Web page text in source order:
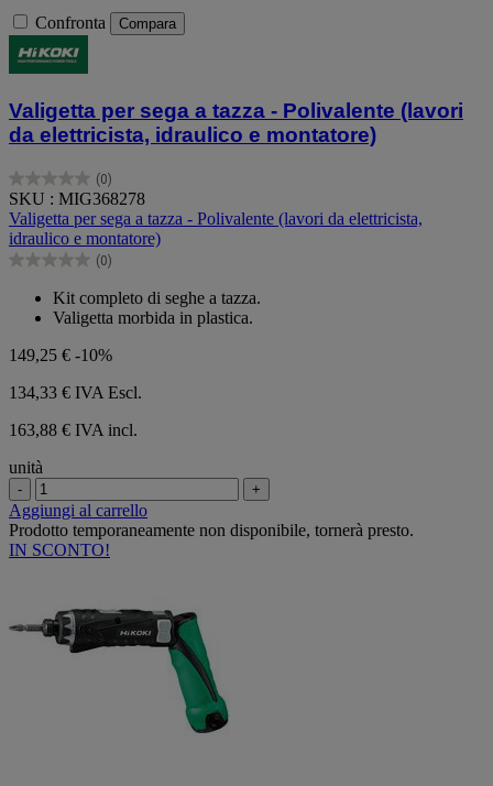
Confronta Compara
Valigetta per sega a tazza - Polivalente (lavori
da elettricista, idraulico e montatore)
(0)
0.0
su
5
stelle.
SKU : MIG368278
Valigetta per sega a tazza - Polivalente (lavori da elettricista,
idraulico e montatore)
(0)
0.0
Kit completo di seghe a tazza.
Valigetta morbida in plastica.
149,25 € -10%
134,33 € IVA Escl.
163,88 € IVA incl.
unità
- +
Aggiungi al carrello
Prodotto temporaneamente non disponibile, tornerà presto.
IN SCONTO!